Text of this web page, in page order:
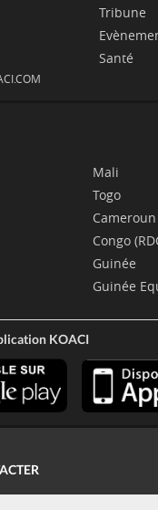
Tribune
Santé
Mali
Togo
Cameroun
Congo
Guinée
Guinée
KOACI